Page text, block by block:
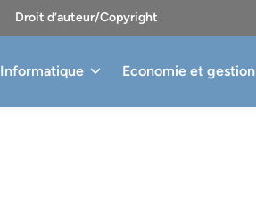
Droit d’auteur/Copyright
Informatique Economie et gestion